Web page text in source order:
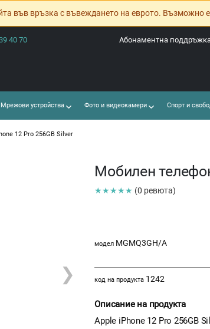
във връзка с въвеждането на еврото. Възможно
40 70 Абонаментна
устройства Фото и видеокамери Спорт и
12 Pro 256GB Silver
❯
Мобилен
★★★★★ (0 ревюта)
модел MGMQ3GH/A
код на продукта 1242
Описание на продукта
Apple iPhone 12 Pro 256GB